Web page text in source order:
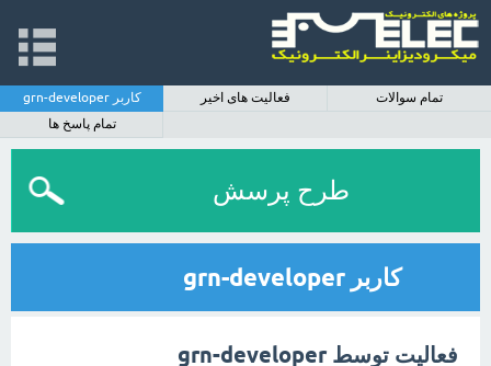
کاربر grn-developer فعالیت های اخیر
تمام سوالات
تمام پاسخ ها
طرح پرسش
کاربر grn-developer
فعالیت توسط grn-developer